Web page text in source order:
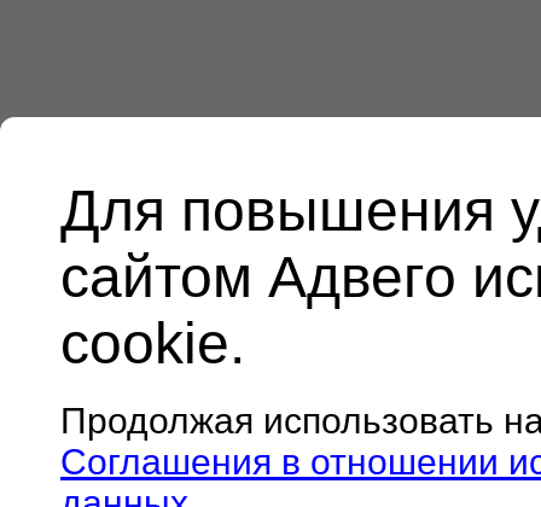
Для повышения
сайтом Адвего
cookie.
Продолжая использовать
Соглашения в отношении